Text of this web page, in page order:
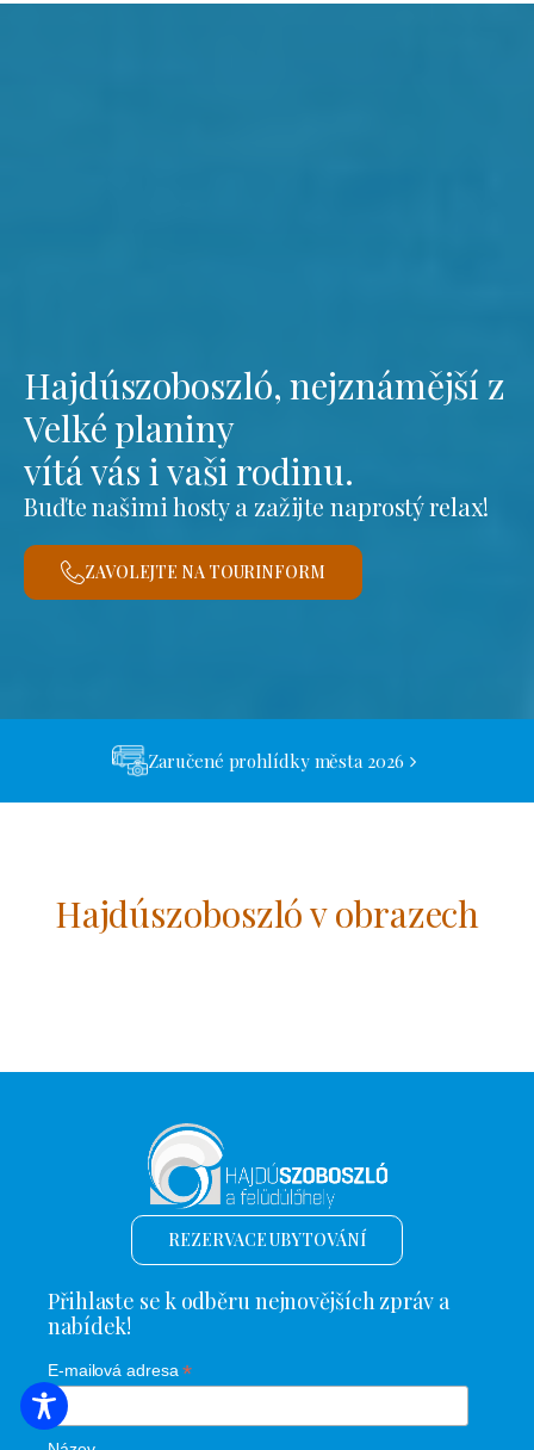
Hajdúszoboszló, nejznámější z
Velké planiny
vítá vás i vaši rodinu.
Buďte našimi hosty a zažijte naprostý relax!
ZAVOLEJTE NA TOURINFORM
Zaručené prohlídky města 2026
Hajdúszoboszló v obrazech
REZERVACE UBYTOVÁNÍ
Přihlaste se k odběru nejnovějších zpráv a
nabídek!
E-mailová adresa*